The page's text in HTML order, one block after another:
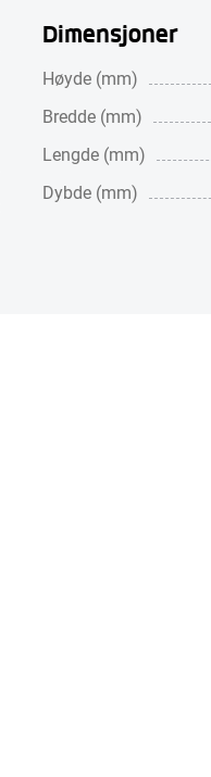
Dimensjoner
Høyde (mm)
Bredde (mm)
Lengde (mm)
Dybde (mm)